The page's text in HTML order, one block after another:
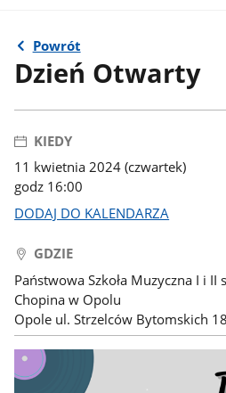
Powrót
Dzień Otwarty
KIEDY
11 kwietnia 2024 (czwartek)
godz 16:00
DODAJ DO KALENDARZA
GDZIE
Państwowa Szkoła Muzyczna I i
Chopina w Opolu
Opole ul. Strzelców Bytomskich 18